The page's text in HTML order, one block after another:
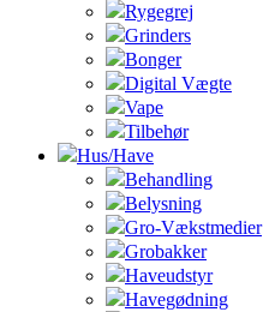
Rygegrej
Grinders
Bonger
Digital Vægte
Vape
Tilbehør
Hus/Have
Behandling
Belysning
Gro-Vækstmedier
Grobakker
Haveudstyr
Havegødning